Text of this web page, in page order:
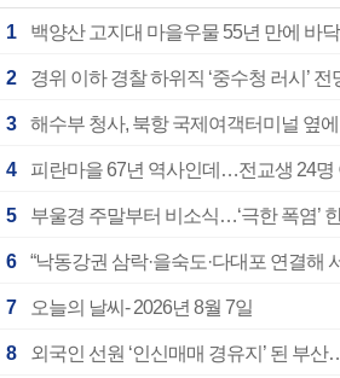
1 백양산 고지대 마을우물 55년 만에 바닥
2 경위 이하 경찰 하위직 ‘중수청 러시’
3 해수부 청사, 북항 국제여객터미널 옆
4 피란마을 67년 역사인데…전교생 24명
5 부울경 주말부터 비소식…‘극한 폭염’
6 “낙동강권 삼락·을숙도·다대포 연결해
7 오늘의 날씨- 2026년 8월 7일
8 외국인 선원 ‘인신매매 경유지’ 된 부